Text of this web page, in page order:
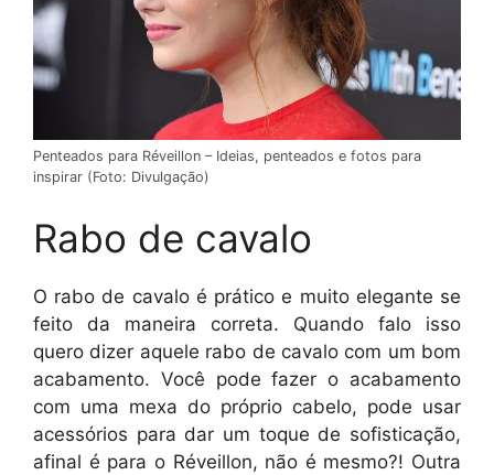
Penteados para Réveillon – Ideias, penteados e fotos para
inspirar (Foto: Divulgação)
Rabo de cavalo
O rabo de cavalo é prático e muito elegante se
feito da maneira correta. Quando falo isso
quero dizer aquele rabo de cavalo com um bom
acabamento. Você pode fazer o acabamento
com uma mexa do próprio cabelo, pode usar
acessórios para dar um toque de sofisticação,
afinal é para o Réveillon, não é mesmo?! Outra